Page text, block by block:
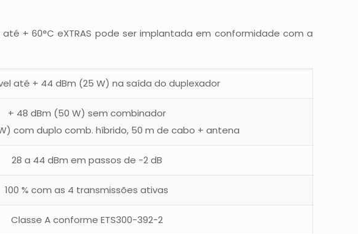
+ 60°C eXTRAS pode ser implantada em conformidade com a
até + 44 dBm (25 W) na saída do duplexador
+ 48 dBm (50 W) sem combinador
com duplo comb. híbrido, 50 m de cabo + antena
28 a 44 dBm em passos de -2 dB
100 % com as 4 transmissões ativas
Classe A conforme ETS300-392-2